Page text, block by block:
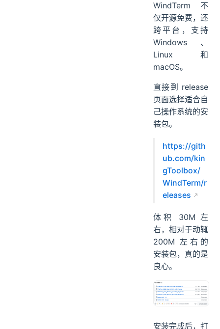
WindTerm 不
仅开源免费，还
跨平台，支持
Windows、
Linux 和
macOS。
直接到 release
页面选择适合自
己操作系统的安
装包。
https://gith
ub.com/kin
gToolbox/
WindTerm/r
eleases
体积 30M 左
右，相对于动辄
200M 左右的
安装包，真的是
良心。
安装完成后，打